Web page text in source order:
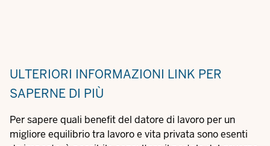
ULTERIORI INFORMAZIONI LINK PER
SAPERNE DI PIÙ
Per sapere quali benefit del datore di lavoro per un
migliore equilibrio tra lavoro e vita privata sono esenti